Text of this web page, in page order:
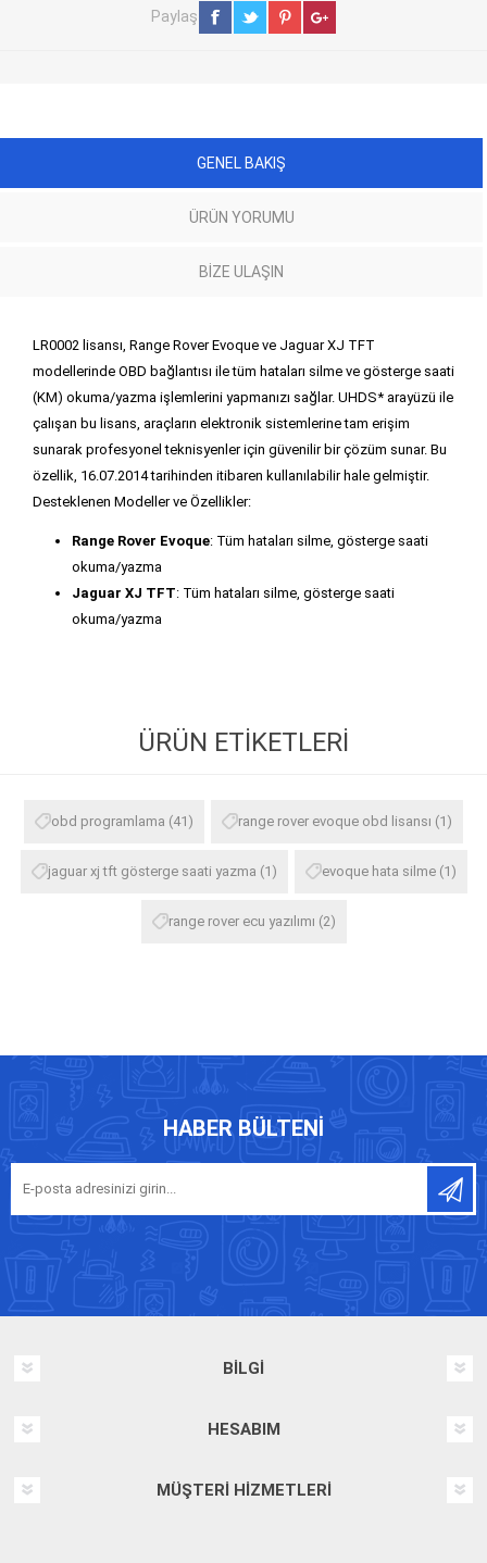
Paylaş
GENEL BAKIŞ
ÜRÜN YORUMU
BIZE ULAŞIN
LR0002 lisansı, Range Rover Evoque ve Jaguar XJ TFT
modellerinde OBD bağlantısı ile tüm hataları silme ve gösterge saati
(KM) okuma/yazma işlemlerini yapmanızı sağlar. UHDS* arayüzü ile
çalışan bu lisans, araçların elektronik sistemlerine tam erişim
sunarak profesyonel teknisyenler için güvenilir bir çözüm sunar. Bu
özellik, 16.07.2014 tarihinden itibaren kullanılabilir hale gelmiştir.
Desteklenen Modeller ve Özellikler:
Range Rover Evoque: Tüm hataları silme, gösterge saati
okuma/yazma
Jaguar XJ TFT: Tüm hataları silme, gösterge saati
okuma/yazma
ÜRÜN ETIKETLERI
obd programlama (41) range rover evoque obd lisansı (1)
jaguar xj tft gösterge saati yazma (1) evoque hata silme (1)
range rover ecu yazılımı (2)
HABER BÜLTENI
BILGI
HESABIM
MÜŞTERI HIZMETLERI